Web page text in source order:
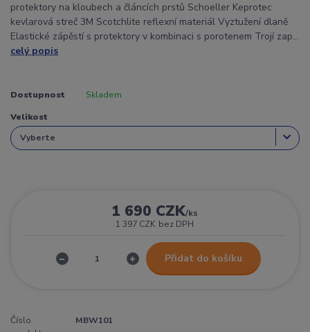
protektory na kloubech a článcích prstů Schoeller Keprotec
kevlarová streč 3M Scotchlite reflexní materiál Vyztužení dlaně
Elastické zápěstí s protektory v kombinaci s porotenem Trojí zap...
celý popis
Dostupnost Skladem
Velikost
1 690 CZK/ks
1 397 CZK bez DPH
Přidat do košíku
Číslo
MBW101